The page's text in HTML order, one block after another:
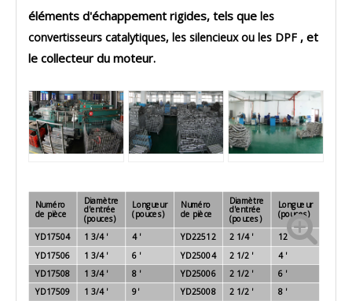
éléments d'échappement rigides, tels que les
convertisseurs catalytiques, les silencieux ou les DPF , et
le collecteur du moteur.
Numéro
de pièce
Diamètre
d'entrée
(pouces)
Longueur
(pouces)
Numéro
de pièce
Diamètre
d'entrée
(pouces)
Longueur
(pouces)
YD17504 1 3/4 ' 4 ' YD22512 2 1/4 '
12 '
YD17506
1 3/4 ' 6 ' YD25004 2 1/2 ' 4 '
YD17508 1 3/4 ' 8 ' YD25006 2 1/2 ' 6 '
YD17509 1 3/4 ' 9' YD25008 2 1/2 '
8 '